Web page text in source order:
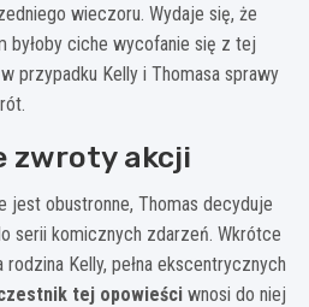
wieczoru. Wydaje się, że
byłoby ciche wycofanie się z tej
przypadku Kelly i Thomasa sprawy
zwroty akcji
jest obustronne, Thomas decyduje
serii komicznych zdarzeń. Wkrótce
rodzina Kelly, pełna ekscentrycznych
tej opowieści wnosi do niej